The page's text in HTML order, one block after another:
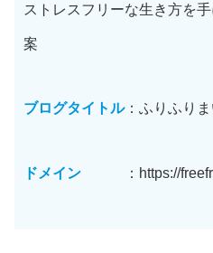
ストレスフリーな生き方を
案
ブログタイトル：ふりふり
ドメイン ：https://